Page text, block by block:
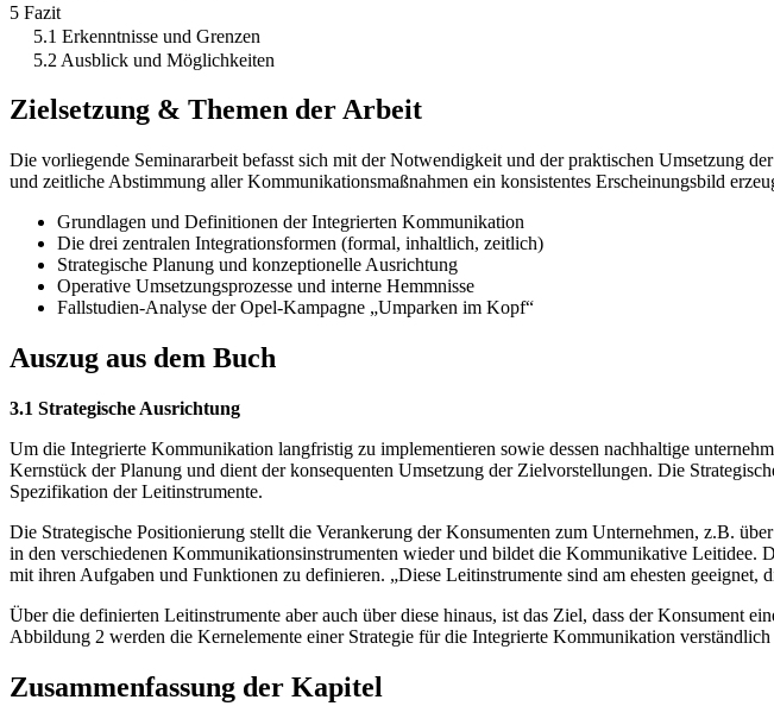
5 Fazit
5.1 Erkenntnisse und Grenzen
5.2 Ausblick und Möglichkeiten
Zielsetzung & Themen der Arbeit
Die vorliegende Seminararbeit befasst sich mit der Notwendigkeit und der praktischen Umsetzung
und zeitliche Abstimmung aller Kommunikationsmaßnahmen ein konsistentes Erscheinungsbild
Grundlagen und Definitionen der Integrierten Kommunikation
Die drei zentralen Integrationsformen (formal, inhaltlich, zeitlich)
Strategische Planung und konzeptionelle Ausrichtung
Operative Umsetzungsprozesse und interne Hemmnisse
Fallstudien-Analyse der Opel-Kampagne „Umparken im Kopf“
Auszug aus dem Buch
3.1 Strategische Ausrichtung
Um die Integrierte Kommunikation langfristig zu implementieren sowie dessen nachhaltige
Kernstück der Planung und dient der konsequenten Umsetzung der Zielvorstellungen. Die
Spezifikation der Leitinstrumente.
Die Strategische Positionierung stellt die Verankerung der Konsumenten zum Unternehmen, z.B.
in den verschiedenen Kommunikationsinstrumenten wieder und bildet die Kommunikative
mit ihren Aufgaben und Funktionen zu definieren. „Diese Leitinstrumente sind am ehesten geeignet,
Über die definierten Leitinstrumente aber auch über diese hinaus, ist das Ziel, dass der Konsument
Abbildung 2 werden die Kernelemente einer Strategie für die Integrierte Kommunikation verständlich
Zusammenfassung der Kapitel